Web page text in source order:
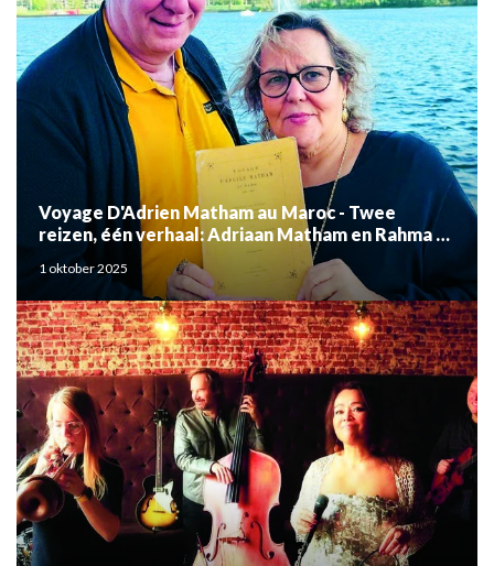
Voyage D'Adrien Matham au Maroc - Twee
reizen, één verhaal: Adriaan Matham en Rahma el
Mouden
1 oktober 2025